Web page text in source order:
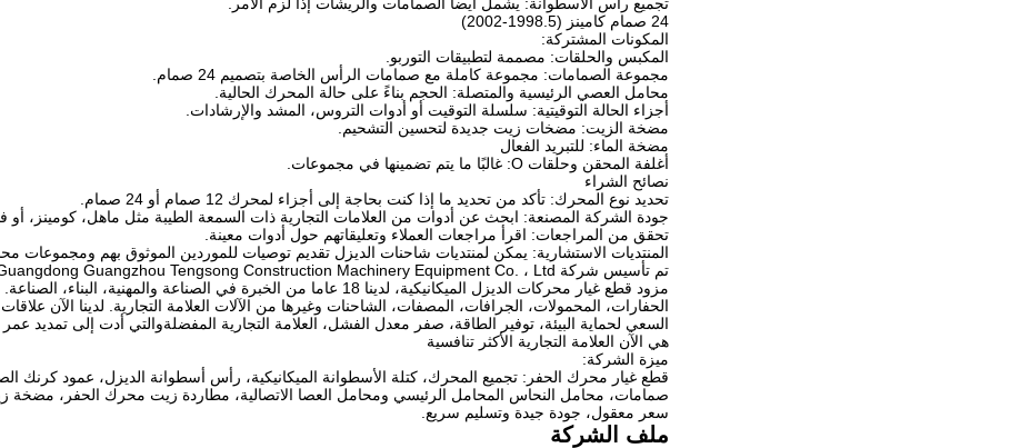
24 صمام كامينز (1998.5-2002)
المكونات المشتركة:
المكبس والحلقات: مصممة لتطبيقات التوربو.
مجموعة الصمامات: مجموعة كاملة مع صمامات الرأس الخاصة بتصميم 24 صمام.
محامل العصي الرئيسية والمتصلة: الحجم بناءً على حالة المحرك الحالية.
أجزاء الحالة التوقيتية: سلسلة التوقيت أو أدوات التروس، المشد والإرشادات.
مضخة الزيت: مضخات زيت جديدة لتحسين التشحيم.
مضخة الماء: للتبريد الفعال
أغلفة المحقن وحلقات O: غالبًا ما يتم تضمينها في مجموعات.
نصائح الشراء
تحديد نوع المحرك: تأكد من تحديد ما إذا كنت بحاجة إلى أجزاء لمحرك 12 صمام أو 24 صمام.
جودة الشركة المصنعة: ابحث عن أدوات من العلامات التجارية ذات السمعة الطيبة مثل ماهل، كومينز، أو
تحقق من المراجعات: اقرأ مراجعات العملاء وتعليقاتهم حول أدوات معينة.
المنتديات الاستشارية: يمكن لمنتديات شاحنات الديزل تقديم توصيات للموردين الموثوق بهم ومجموعات
تم تأسيس شركة Guangdong Guangzhou Tengsong Construction Machinery Equipment Co. ، Ltd في عام 2009 ، وهي شركة مهنية
مزود قطع غيار محركات الديزل الميكانيكية، لدينا 18 عاما من الخبرة في الصناعة والمهنية، البناء، الصناعة. الزراعة. مولد بحري
الحفارات، المحمولات، الجرافات، المصفات، الشاحنات وغيرها من الآلات العلامة التجارية. لدينا الآن علاقات
السعي لحماية البيئة، توفير الطاقة، صفر معدل الفشل، العلامة التجارية المفضلةوالتي أدت إلى تمديد
هي الآن العلامة التجارية الأكثر تنافسية
ميزة الشركة:
قطع غيار محرك الحفر: تجميع المحرك، كتلة الأسطوانة الميكانيكية، رأس أسطوانة الديزل، عمود كرنك
صمامات، محامل النحاس المحامل الرئيسي ومحامل العصا الاتصالية، مطاردة زيت محرك الحفر، مضخة
سعر معقول، جودة جيدة وتسليم سريع.
ملف الشركة